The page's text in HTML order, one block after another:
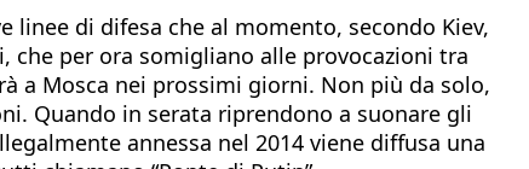
linee di difesa che al momento, secondo Kiev,
che per ora somigliano alle provocazioni tra
a Mosca nei prossimi giorni. Non più da solo,
Quando in serata riprendono a suonare gli
annessa nel 2014 viene diffusa una